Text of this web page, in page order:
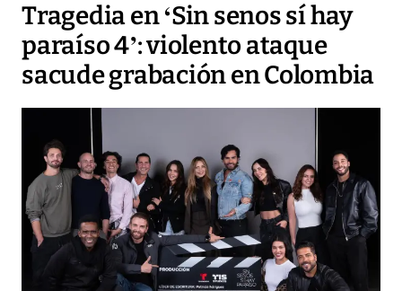
Tragedia en ‘Sin senos sí hay
paraíso 4’: violento ataque
sacude grabación en Colombia